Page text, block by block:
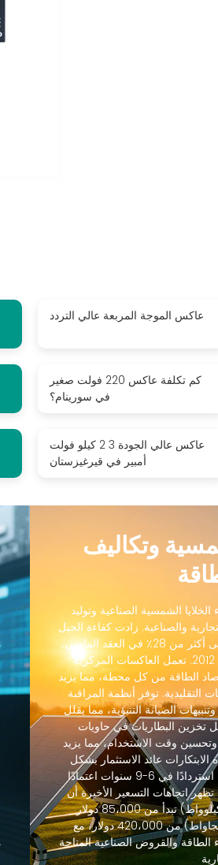
عاكس الموجة المربعة عالي التردد
كم تكلفة عاكس 220 فولت صغير
في سورينام؟
عاكس عالي الجودة 3 2 كيلو فولت
أمبير في قيرغيزستان
وتكاليف
الشمسية الصناعية وتوليد
والصناعية. زادت كفاءة الجيل
التالي من الخلايا الشمسية الصناعية من 18٪ إلى أكثر من 28٪ في العقد الماضي،
بينما انخفضت التكاليف بنسبة 88٪ منذ عام 2012. تعمل العاكسات المركزية
الطاقة من كل محطة، مما يزيد
بالعاكسات التقليدية. توفر أنظمة المراقبة
الصيانة التنبؤية، مما يقلل
45٪. يسمح تكامل تخزين البطاريات في حاويات
وقت الاستخدام، مما يزيد
70-85٪. حسنت هذه الابتكارات عائد الاستثمار بشكل
كبير، حيث تحقق مشاريع تخزين الطاقة عادةً استردادًا في 6-9 سنوات اعتمادًا
اتجاهات التسعير الأخيرة أن
أنظمة تخزين الطاقة القياسية (60-600 كيلوواط) تبدأ من 85،000 دولار
والأنظمة المتوسطة (600 كيلوواط-2.5 ميجاواط) من 420،000 دولار، مع
والقروض الصناعية المتاحة